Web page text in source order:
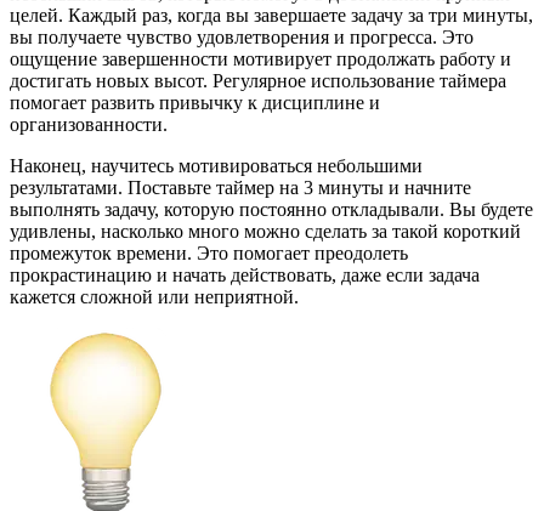
целей. Каждый раз, когда вы завершаете задачу за три минуты,
вы получаете чувство удовлетворения и прогресса. Это
ощущение завершенности мотивирует продолжать работу и
достигать новых высот. Регулярное использование таймера
помогает развить привычку к дисциплине и
организованности.
Наконец, научитесь мотивироваться небольшими
результатами. Поставьте таймер на 3 минуты и начните
выполнять задачу, которую постоянно откладывали. Вы будете
удивлены, насколько много можно сделать за такой короткий
промежуток времени. Это помогает преодолеть
прокрастинацию и начать действовать, даже если задача
кажется сложной или неприятной.